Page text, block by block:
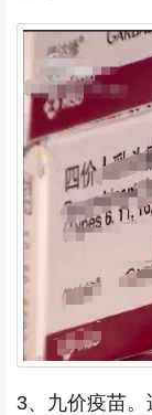
3、九价疫苗